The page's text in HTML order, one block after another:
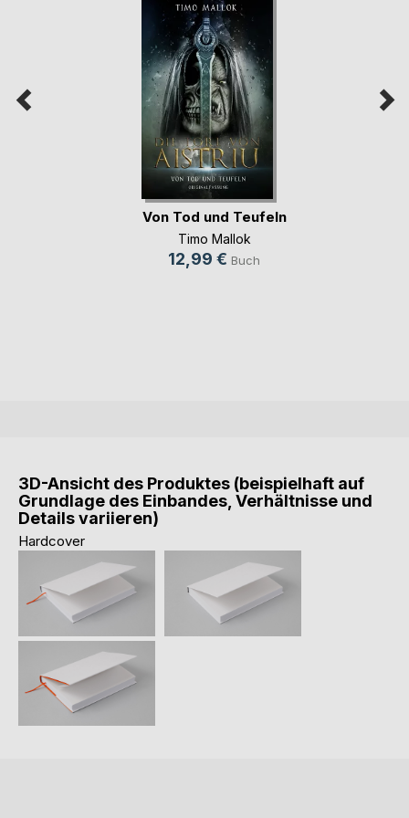
Von Tod und Teufeln
Timo Mallok
12,99 € Buch
3D-Ansicht des Produktes (beispielhaft auf
Grundlage des Einbandes, Verhältnisse und
Details variieren)
Hardcover